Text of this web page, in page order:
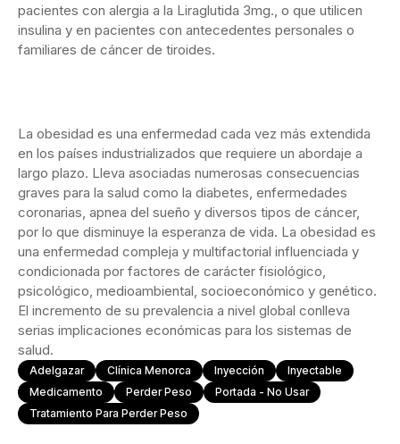
pacientes con alergia a la Liraglutida 3mg., o que utilicen
insulina y en pacientes con antecedentes personales o
familiares de cáncer de tiroides.
La obesidad es una enfermedad cada vez más extendida
en los países industrializados que requiere un abordaje a
largo plazo. Lleva asociadas numerosas consecuencias
graves para la salud como la diabetes, enfermedades
coronarias, apnea del sueño y diversos tipos de cáncer,
por lo que disminuye la esperanza de vida. La obesidad es
una enfermedad compleja y multifactorial influenciada y
condicionada por factores de carácter fisiológico,
psicológico, medioambiental, socioeconómico y genético.
El incremento de su prevalencia a nivel global conlleva
serias implicaciones económicas para los sistemas de
salud.
Adelgazar Clínica Menorca Inyección
Inyectable
Medicamento
Perder Peso
Portada - No Usar
Tratamiento Para Perder Peso